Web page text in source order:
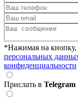
*Нажимая на кнопку,
персональных
конфиденциальности
Прислать в Telegram